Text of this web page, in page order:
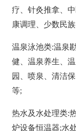
疗、针灸推拿、
康调理、少数民
温泉泳池类:温泉
健、温泉养生、
园、喷泉、清洁
等;
热水及水处理类:
炉设备恒温器;水